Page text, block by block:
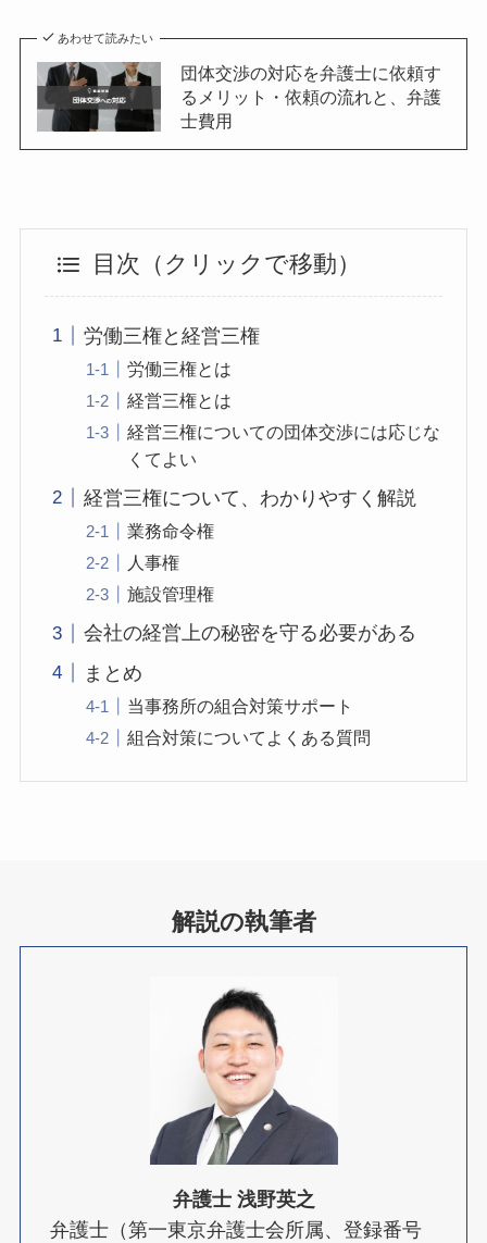
あわせて読みたい
団体交渉の対応を弁護士に依頼す
るメリット・依頼の流れと、弁護
士費用
目次（クリックで移動）
労働三権と経営三権
労働三権とは
経営三権とは
経営三権についての団体交渉には応じな
くてよい
経営三権について、わかりやすく解説
業務命令権
人事権
施設管理権
会社の経営上の秘密を守る必要がある
まとめ
当事務所の組合対策サポート
組合対策についてよくある質問
解説の執筆者
弁護士 浅野英之
弁護士（第一東京弁護士会所属、登録番号